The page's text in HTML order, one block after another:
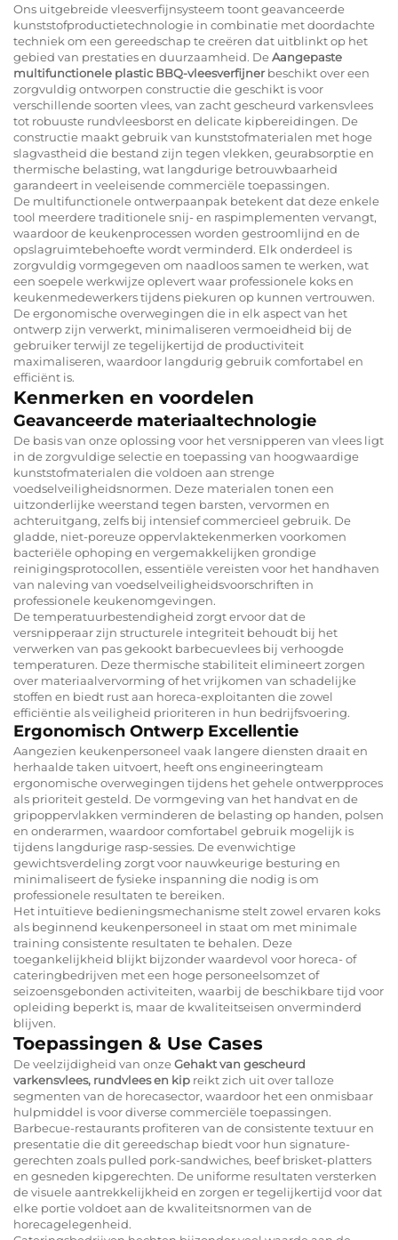
Ons uitgebreide vleesverfijnsysteem toont geavanceerde
kunststofproductietechnologie in combinatie met doordachte
techniek om een gereedschap te creëren dat uitblinkt op het
gebied van prestaties en duurzaamheid. DeAangepaste
multifunctionele plastic BBQ-vleesverfijnerbeschikt over een
zorgvuldig ontworpen constructie die geschikt is voor
verschillende soorten vlees, van zacht gescheurd varkensvlees
tot robuuste rundvleesborst en delicate kipbereidingen. De
constructie maakt gebruik van kunststofmaterialen met hoge
slagvastheid die bestand zijn tegen vlekken, geurabsorptie en
thermische belasting, wat langdurige betrouwbaarheid
garandeert in veeleisende commerciële toepassingen.
De multifunctionele ontwerpaanpak betekent dat deze enkele
tool meerdere traditionele snij- en raspimplementen vervangt,
waardoor de keukenprocessen worden gestroomlijnd en de
opslagruimtebehoefte wordt verminderd. Elk onderdeel is
zorgvuldig vormgegeven om naadloos samen te werken, wat
een soepele werkwijze oplevert waar professionele koks en
keukenmedewerkers tijdens piekuren op kunnen vertrouwen.
De ergonomische overwegingen die in elk aspect van het
ontwerp zijn verwerkt, minimaliseren vermoeidheid bij de
gebruiker terwijl ze tegelijkertijd de productiviteit
maximaliseren, waardoor langdurig gebruik comfortabel en
efficiënt is.
Kenmerken en voordelen
Geavanceerde materiaaltechnologie
De basis van onze oplossing voor het versnipperen van vlees ligt
in de zorgvuldige selectie en toepassing van hoogwaardige
kunststofmaterialen die voldoen aan strenge
voedselveiligheidsnormen. Deze materialen tonen een
uitzonderlijke weerstand tegen barsten, vervormen en
achteruitgang, zelfs bij intensief commercieel gebruik. De
gladde, niet-poreuze oppervlaktekenmerken voorkomen
bacteriële ophoping en vergemakkelijken grondige
reinigingsprotocollen, essentiële vereisten voor het handhaven
van naleving van voedselveiligheidsvoorschriften in
professionele keukenomgevingen.
De temperatuurbestendigheid zorgt ervoor dat de
versnipperaar zijn structurele integriteit behoudt bij het
verwerken van pas gekookt barbecuevlees bij verhoogde
temperaturen. Deze thermische stabiliteit elimineert zorgen
over materiaalvervorming of het vrijkomen van schadelijke
stoffen en biedt rust aan horeca-exploitanten die zowel
efficiëntie als veiligheid prioriteren in hun bedrijfsvoering.
Ergonomisch Ontwerp Excellentie
Aangezien keukenpersoneel vaak langere diensten draait en
herhaalde taken uitvoert, heeft ons engineeringteam
ergonomische overwegingen tijdens het gehele ontwerpproces
als prioriteit gesteld. De vormgeving van het handvat en de
gripoppervlakken verminderen de belasting op handen, polsen
en onderarmen, waardoor comfortabel gebruik mogelijk is
tijdens langdurige rasp-sessies. De evenwichtige
gewichtsverdeling zorgt voor nauwkeurige besturing en
minimaliseert de fysieke inspanning die nodig is om
professionele resultaten te bereiken.
Het intuïtieve bedieningsmechanisme stelt zowel ervaren koks
als beginnend keukenpersoneel in staat om met minimale
training consistente resultaten te behalen. Deze
toegankelijkheid blijkt bijzonder waardevol voor horeca- of
cateringbedrijven met een hoge personeelsomzet of
seizoensgebonden activiteiten, waarbij de beschikbare tijd voor
opleiding beperkt is, maar de kwaliteitseisen onverminderd
blijven.
Toepassingen & Use Cases
De veelzijdigheid van onzeGehakt van gescheurd
varkensvlees, rundvlees en kip reikt zich uit over talloze
segmenten van de horecasector, waardoor het een onmisbaar
hulpmiddel is voor diverse commerciële toepassingen.
Barbecue-restaurants profiteren van de consistente textuur en
presentatie die dit gereedschap biedt voor hun signature-
gerechten zoals pulled pork-sandwiches, beef brisket-platters
en gesneden kipgerechten. De uniforme resultaten versterken
de visuele aantrekkelijkheid en zorgen er tegelijkertijd voor dat
elke portie voldoet aan de kwaliteitsnormen van de
horecagelegenheid.